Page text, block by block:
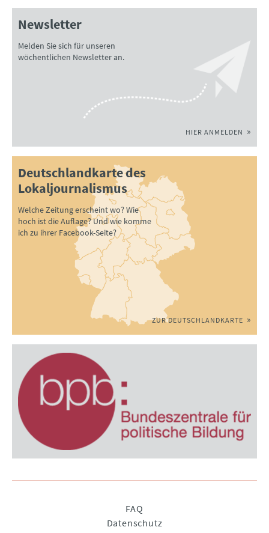
Newsletter
Melden Sie sich für unseren
wöchentlichen Newsletter an.
HIER ANMELDEN
Deutschlandkarte des
Lokaljournalismus
Welche Zeitung erscheint wo? Wie
hoch ist die Auflage? Und wie komme
ich zu ihrer Facebook-Seite?
ZUR DEUTSCHLANDKARTE
FAQ
Datenschutz